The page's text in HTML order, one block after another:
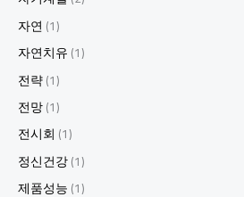
의
모
든
것:
먹
고,
즐
기
고,
경
자연(1)
자연치유(1)
전략(1)
전망(1)
전시회 (1)
정신건강(1)
제품성능(1)